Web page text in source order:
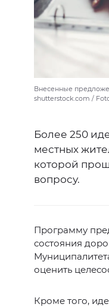
Внесенные
shutterstock.com /
Более 250
местных
которой
вопросу.
Программу
состояния
оценить
Кроме того,